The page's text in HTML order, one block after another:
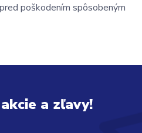
poškodením spôsobeným
a zľavy!